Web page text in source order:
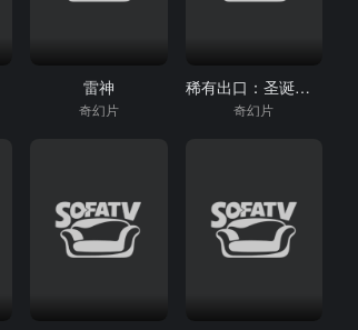
雷神
奇幻片
稀有出口：圣诞传说
奇幻片